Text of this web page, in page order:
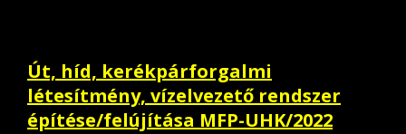
Út, híd, kerékpárforgalmi
létesítmény, vízelvezető rendszer
építése/felújítása MFP-UHK/2022